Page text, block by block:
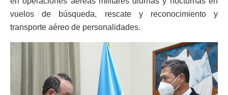
vuelos de búsqueda, rescate y reconocimiento y
transporte aéreo de personalidades.